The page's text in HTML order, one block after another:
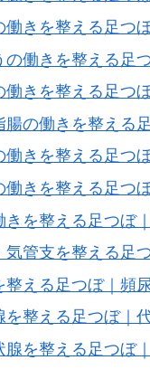
働きを整える足つ
の働きを整える足
働きを整える足つ
腸の働きを整える
働きを整える足つ
働きを整える足つ
きを整える足つぼ
気管支を整える足
整える足つぼ｜頻
を整える足つぼ｜
腺を整える足つぼ